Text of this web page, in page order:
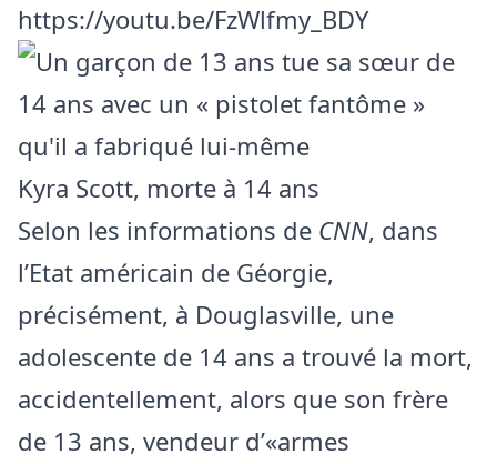
https://youtu.be/FzWlfmy_BDY
Kyra Scott, morte à 14 ans
Selon les informations de CNN, dans
l’Etat américain de Géorgie,
précisément, à Douglasville, une
adolescente de 14 ans a trouvé la mort,
accidentellement, alors que son frère
de 13 ans, vendeur d’«armes